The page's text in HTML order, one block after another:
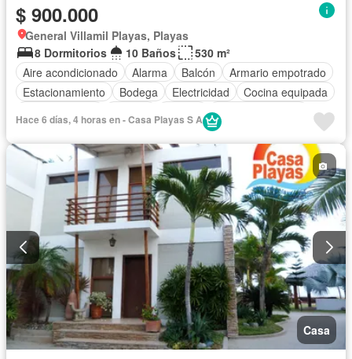
$ 900.000
General Villamil Playas, Playas
8 Dormitorios
10 Baños
530 m²
Aire acondicionado
Alarma Balcón
Armario empotrado
Estacionamiento
Bodega Electricidad
Cocina equipada
Vista panorámica
Agua
Patio
Acceso para personas con discapacidad
Jardín
Parrilla
Garita de guardianía
Seguridad
Piscina
Completamente amoblado
Hace 6 días, 4 horas en - Casa Playas S A
Casa